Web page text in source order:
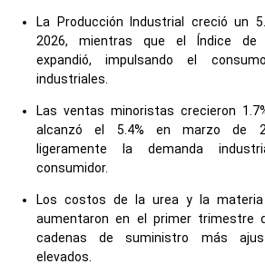
La Producción Industrial creció un
2026, mientras que el Índice de
expandió, impulsando el
industriales.
Las ventas minoristas crecieron
alcanzó el 5.4% en marzo de
ligeramente la demanda
consumidor.
Los costos de la urea y la
aumentaron en el primer trimestre
cadenas de suministro más
elevados.